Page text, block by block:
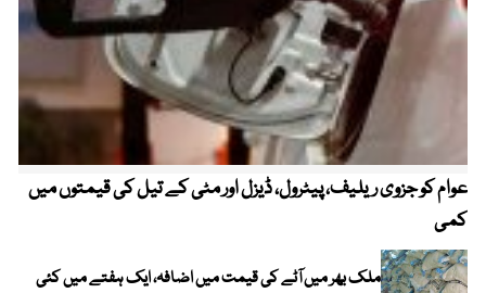
عوام کو جزوی ریلیف، پیٹرول، ڈیزل اور مٹی کے تیل کی قیمتوں میں
کمی
ملک بھر میں آٹے کی قیمت میں اضافہ، ایک ہفتے میں کئی